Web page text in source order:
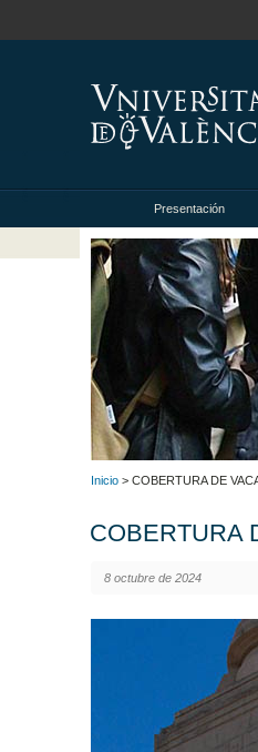
Presentación
Inicio > COBERTURA DE
COBERTURA
8 octubre de 2024